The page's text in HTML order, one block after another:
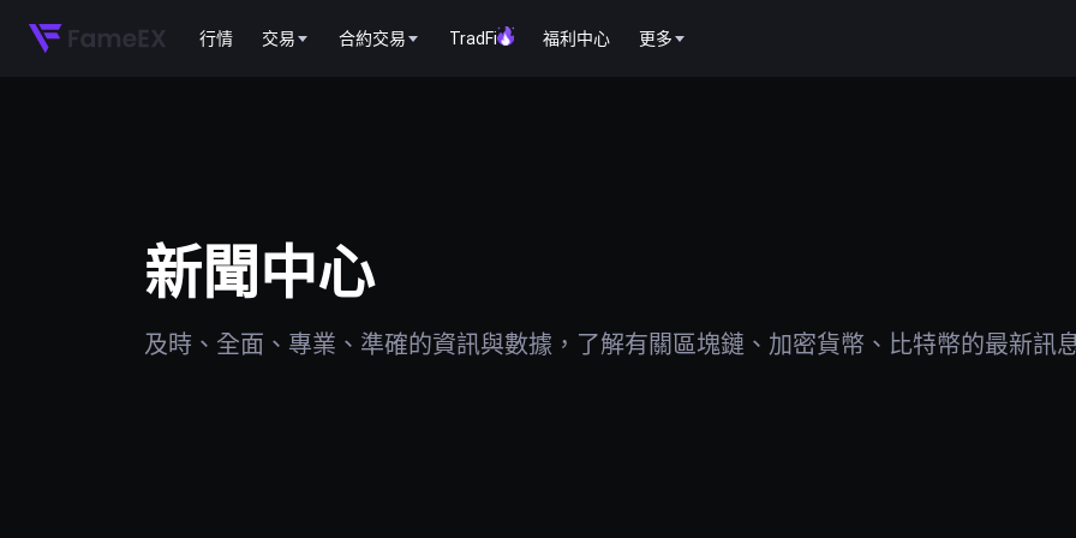
行情 交易 合約交易 TradFi 福利中心 更多
新聞中心
及時、全面、專業、準確的資訊與數據，了解有關區塊鏈、加密貨幣、比特幣的最新訊